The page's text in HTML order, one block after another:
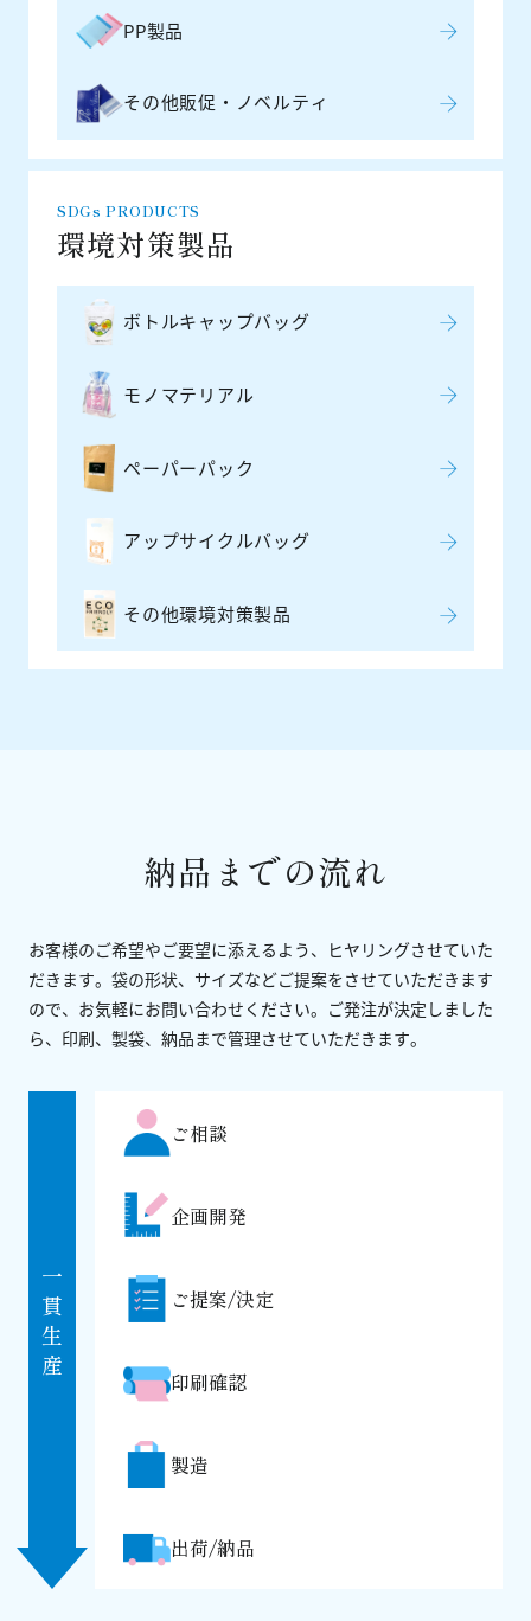
PP製品
その他販促・ノベルティ
SDGs PRODUCTS
環境対策製品
ボトルキャップバッグ
モノマテリアル
ペーパーパック
アップサイクルバッグ
その他環境対策製品
納品までの流れ
お客様のご希望やご要望に添えるよう、ヒヤリングさせていた
だきます。袋の形状、サイズなどご提案をさせていただきます
ので、お気軽にお問い合わせください。ご発注が決定しました
ら、印刷、製袋、納品まで管理させていただきます。
一
貫
生
産
ご相談
企画開発
ご提案/決定
印刷確認
製造
出荷/納品